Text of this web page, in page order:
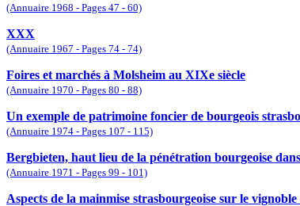
(Annuaire 1968 - Pages 47 - 60)
XXX
(Annuaire 1967 - Pages 74 - 74)
Foires et marchés à Molsheim au XIXe siècle
(Annuaire 1970 - Pages 80 - 88)
Un exemple de patrimoine foncier de bourgeois
(Annuaire 1974 - Pages 107 - 115)
Bergbieten, haut lieu de la pénétration bourgeoise
(Annuaire 1971 - Pages 99 - 101)
Aspects de la mainmise strasbourgeoise sur le